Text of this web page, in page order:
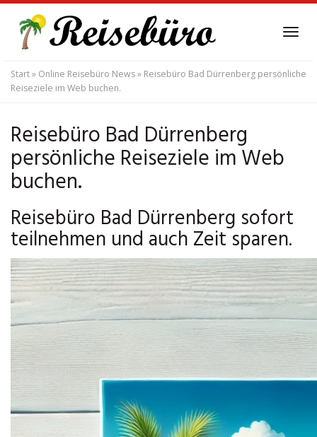
main
content
Start» Online Reisebüro News» Reisebüro Bad Dürrenberg persönliche
Reiseziele im Web buchen.
Reisebüro Bad Dürrenberg
persönliche Reiseziele im Web
buchen.
Reisebüro Bad Dürrenberg sofort
teilnehmen und auch Zeit sparen.